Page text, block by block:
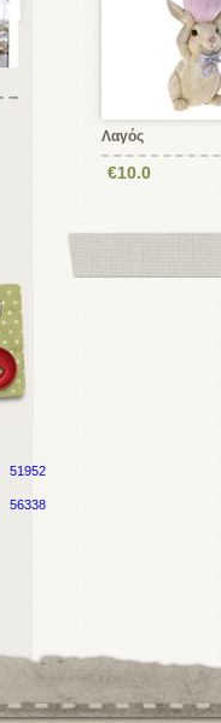
51952
56338
Λαγός
€10.0